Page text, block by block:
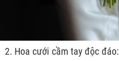
2. Hoa cưới cầm tay độc